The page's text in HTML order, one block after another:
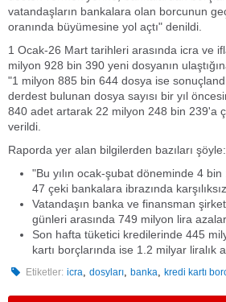
vatandaşların bankalara olan borcunun
oranında büyümesine yol açtı" denildi.
1 Ocak-26 Mart tarihleri arasında icra ve
milyon 928 bin 390 yeni dosyanın
"1 milyon 885 bin 644 dosya ise
derdest bulunan dosya sayısı bir yıl
840 adet artarak 22 milyon 248 bin 239'a
verildi.
Raporda yer alan bilgilerden bazıları şöyle:
"Bu yılın ocak-şubat döneminde 4
47 çeki bankalara ibrazında karşılıksız
Vatandaşın banka ve finansman
günleri arasında 749 milyon lira
Son hafta tüketici kredilerinde 445
kartı borçlarında ise 1.2 milyar liralık
Etiketler: icra,dosyları,banka,kredi kartı